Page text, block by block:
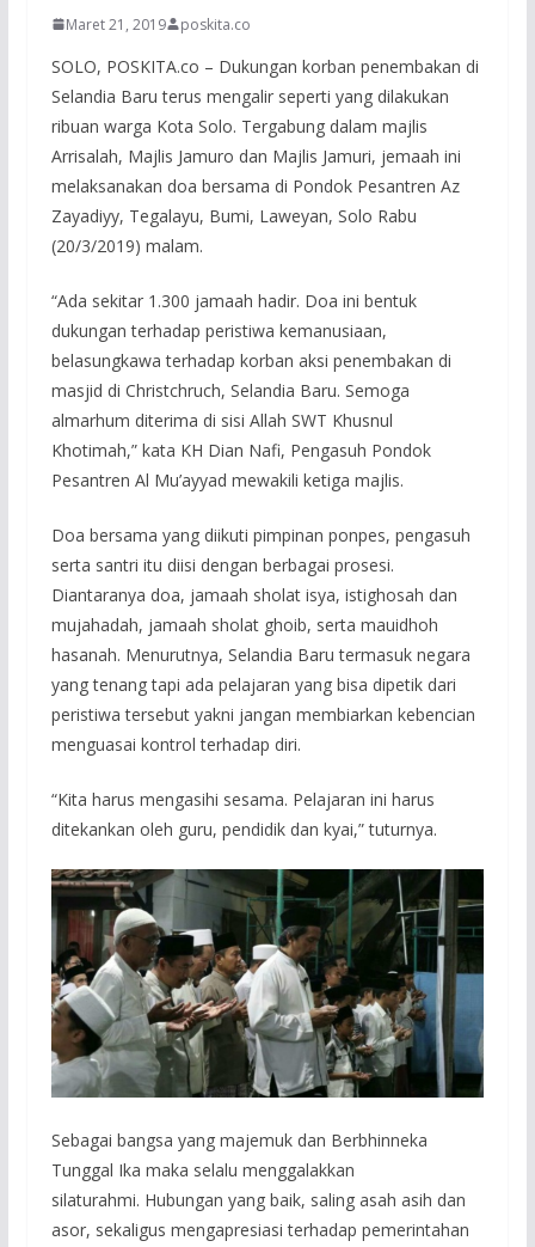
Maret 21, 2019 poskita.co
SOLO, POSKITA.co – Dukungan korban penembakan di
Selandia Baru terus mengalir seperti yang dilakukan
ribuan warga Kota Solo. Tergabung dalam majlis
Arrisalah, Majlis Jamuro dan Majlis Jamuri, jemaah ini
melaksanakan doa bersama di Pondok Pesantren Az
Zayadiyy, Tegalayu, Bumi, Laweyan, Solo Rabu
(20/3/2019) malam.
“Ada sekitar 1.300 jamaah hadir. Doa ini bentuk
dukungan terhadap peristiwa kemanusiaan,
belasungkawa terhadap korban aksi penembakan di
masjid di Christchruch, Selandia Baru. Semoga
almarhum diterima di sisi Allah SWT Khusnul
Khotimah,” kata KH Dian Nafi, Pengasuh Pondok
Pesantren Al Mu’ayyad mewakili ketiga majlis.
Doa bersama yang diikuti pimpinan ponpes, pengasuh
serta santri itu diisi dengan berbagai prosesi.
Diantaranya doa, jamaah sholat isya, istighosah dan
mujahadah, jamaah sholat ghoib, serta mauidhoh
hasanah. Menurutnya, Selandia Baru termasuk negara
yang tenang tapi ada pelajaran yang bisa dipetik dari
peristiwa tersebut yakni jangan membiarkan kebencian
menguasai kontrol terhadap diri.
“Kita harus mengasihi sesama. Pelajaran ini harus
ditekankan oleh guru, pendidik dan kyai,” tuturnya.
Sebagai bangsa yang majemuk dan Berbhinneka
Tunggal Ika maka selalu menggalakkan
silaturahmi. Hubungan yang baik, saling asah asih dan
asor, sekaligus mengapresiasi terhadap pemerintahan